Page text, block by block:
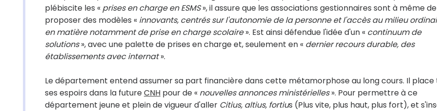
plébiscite les « prises en charge en ESMS», il assure que les associations gestionnaires sont à même de
proposer des modèles « innovants, centrés sur l'autonomie de la personne et l'accès au milieu
en matière notamment de prise en charge scolaire». Est ainsi défendue l'idée d'un « continuum de
solutions», avec une palette de prises en charge et, seulement en « dernier recours durable, des
établissements avec internat».
Le département entend assumer sa part financière dans cette métamorphose au long cours. Il place
ses espoirs dans la futureCNH pour de « nouvelles annonces ministérielles». Pour permettre à ce
département jeune et plein de vigueur d'aller Citius, altius, fortius (Plus vite, plus haut, plus fort), et